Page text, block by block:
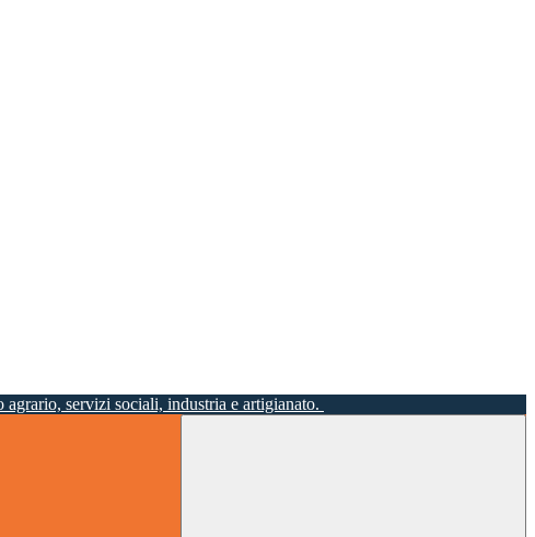
agrario, servizi sociali, industria e artigianato.